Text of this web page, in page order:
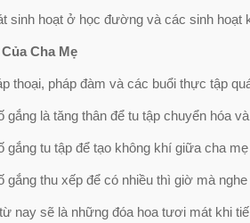
sinh hoạt ở học đường và các sinh hoạt
Cha Mẹ
thoại, pháp đàm và các buổi thực tập
là tăng thân để tu tập chuyển hóa và
tu tập để tạo không khí giữa cha mẹ
thu xếp để có nhiều thì giờ mà nghe
sẽ là những đóa hoa tươi mát khi